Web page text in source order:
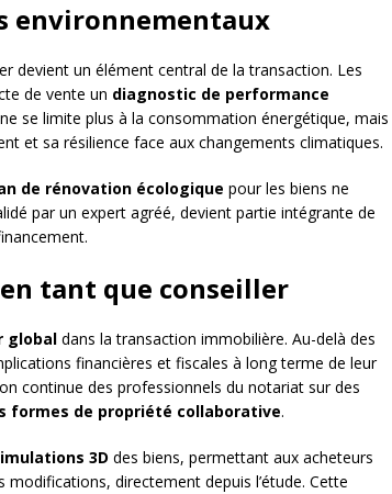
environnementaux
devient un élément central de la transaction. Les
de vente un diagnostic de performance
se limite plus à la consommation énergétique, mais
et sa résilience face aux changements climatiques.
de rénovation écologique pour les biens ne
par un expert agréé, devient partie intégrante de
tant que conseiller
global dans la transaction immobilière. Au-delà des
financières et fiscales à long terme de leur
continue des professionnels du notariat sur des
formes de propriété collaborative.
3D des biens, permettant aux acheteurs
directement depuis l’étude. Cette